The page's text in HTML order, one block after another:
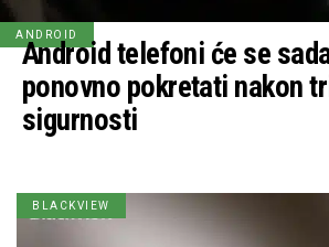
ANDROID
Android telefoni će se
ponovno pokretati nakon
sigurnosti
BLACKVIEW